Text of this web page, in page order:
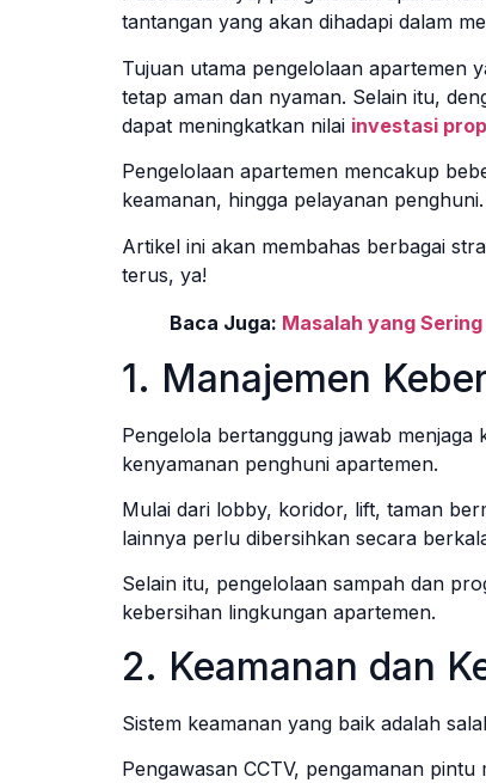
tantangan yang akan dihadapi dalam
Tujuan utama pengelolaan apartemen
tetap aman dan nyaman. Selain itu,
dapat meningkatkan nilai investasi
Pengelolaan apartemen mencakup
keamanan, hingga pelayanan penghuni.
Artikel ini akan membahas berbagai
terus, ya!
Baca Juga: Masalah yang
1. Manajemen
Pengelola bertanggung jawab
kenyamanan penghuni apartemen.
Mulai dari lobby, koridor, lift, taman
lainnya perlu dibersihkan secara
Selain itu, pengelolaan sampah dan
kebersihan lingkungan apartemen.
2. Keamanan dan
Sistem keamanan yang baik adalah
Pengawasan CCTV, pengamanan